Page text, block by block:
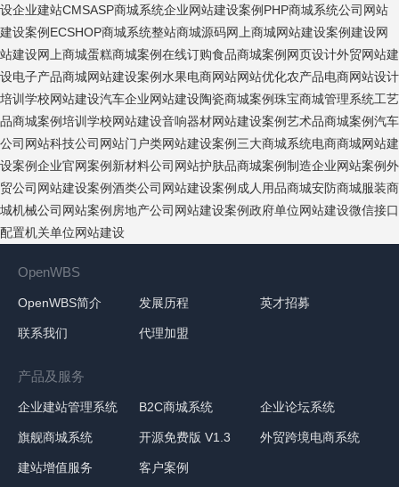
设企业建站CMSASP商城系统企业网站建设案例 PHP商城系统公司网站
建设案例 ECSHOP商城系统整站商城源码网上商城网站建设案例建设网
站建设网上商城蛋糕商城案例在线订购食品商城案例 网页设计外贸网站建
设电子产品商城网站建设案例水果电商网站网站优化农产品电商网站设计
培训学校网站建设汽车企业网站建设陶瓷商城案例珠宝商城管理系统工艺
品商城案例培训学校网站建设音响器材网站建设案例艺术品商城案例汽车
公司网站科技公司网站门户类网站建设案例 三大商城系统电商商城网站建
设案例企业官网案例 新材料公司网站护肤品商城案例制造企业网站案例外
贸公司网站建设案例酒类公司网站建设案例 成人用品商城安防商城服装商
城机械公司网站案例 房地产公司网站建设案例政府单位网站建设微信接口
配置机关单位网站建设
OpenWBS
OpenWBS简介 发展历程 英才招募
联系我们 代理加盟
产品及服务
企业建站管理系统 B2C商城系统 企业论坛系统
旗舰商城系统 开源免费版 V1.3 外贸跨境电商系统
建站增值服务 客户案例